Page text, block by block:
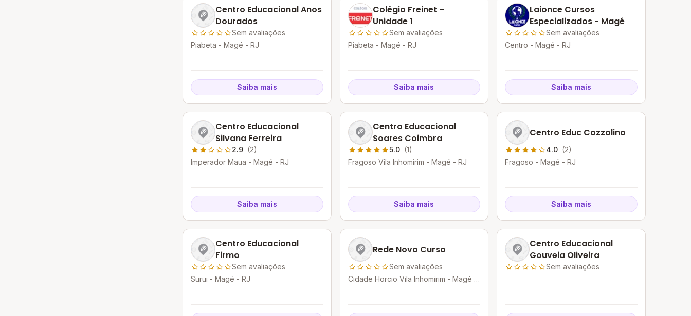
Centro Educacional Anos
Dourados
Sem avaliações
Piabeta - Magé - RJ
Saiba mais
Colégio Freinet –
Unidade 1
Sem avaliações
Piabeta - Magé - RJ
Saiba mais
Laionce Cursos
Especializados - Magé
Sem avaliações
Centro - Magé - RJ
Saiba mais
Centro Educacional
Silvana Ferreira
2.9 (2)
Imperador Maua - Magé - RJ
Saiba mais
Centro Educacional
Soares Coimbra
5.0 (1)
Fragoso Vila Inhomirim - Magé - RJ
Saiba mais
Centro Educ Cozzolino
4.0 (2)
Fragoso - Magé - RJ
Saiba mais
Centro Educacional
Firmo
Sem avaliações
Surui - Magé - RJ
Rede Novo Curso
Sem avaliações
Cidade Horcio Vila Inhomirim - Magé -
Centro Educacional
Gouveia Oliveira
Sem avaliações